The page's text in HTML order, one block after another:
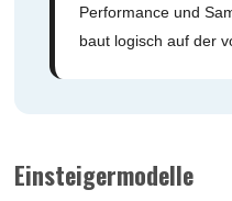
Performance und
baut logisch auf der
Einsteigermodelle